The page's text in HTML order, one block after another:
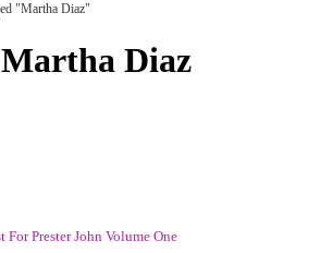
"Martha Diaz"
Martha Diaz
For Prester John Volume One